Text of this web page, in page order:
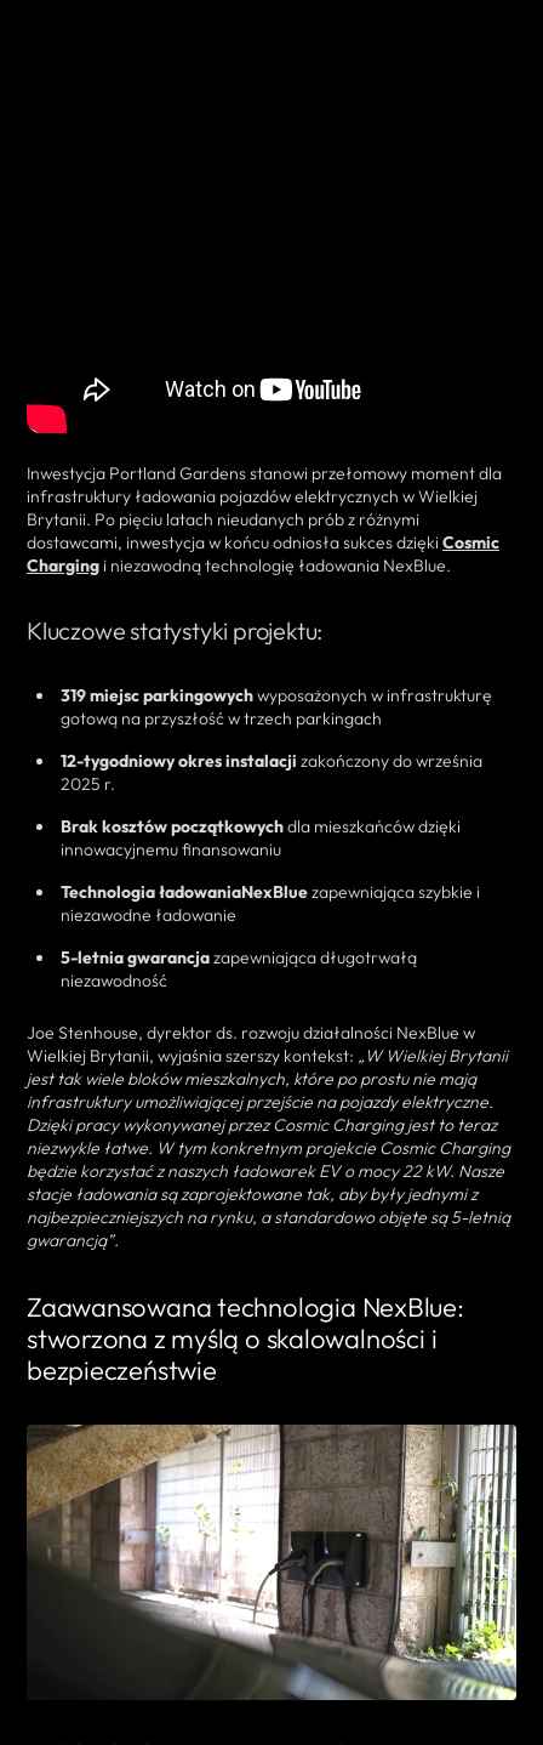
Inwestycja Portland Gardens stanowi przełomowy moment dla
infrastruktury ładowania pojazdów elektrycznych w Wielkiej
Brytanii. Po pięciu latach nieudanych prób z różnymi
dostawcami, inwestycja w końcu odniosła sukces dzięki Cosmic
Charging i niezawodną technologię ładowania NexBlue.
Kluczowe statystyki projektu:
319 miejsc parkingowychwyposażonych w infrastrukturę
gotową na przyszłość w trzech parkingach
12-tygodniowy okres instalacji zakończony do września
2025 r.
Brak kosztów początkowychdla mieszkańców dzięki
innowacyjnemu finansowaniu
Technologia ładowaniaNexBluezapewniająca szybkie i
niezawodne ładowanie
5-letnia gwarancjazapewniająca długotrwałą
niezawodność
Joe Stenhouse, dyrektor ds. rozwoju działalności NexBlue w
Wielkiej Brytanii, wyjaśnia szerszy kontekst: „W Wielkiej Brytanii
jest tak wiele bloków mieszkalnych, które po prostu nie mają
infrastruktury umożliwiającej przejście na pojazdy elektryczne.
Dzięki pracy wykonywanej przez Cosmic Charging jest to teraz
niezwykle łatwe. W tym konkretnym projekcie Cosmic Charging
będzie korzystać z naszych ładowarek EV o mocy 22 kW. Nasze
stacje ładowania są zaprojektowane tak, aby były jednymi z
najbezpieczniejszych na rynku, a standardowo objęte są 5-letnią
gwarancją”.
Zaawansowana technologia NexBlue:
stworzona z myślą o skalowalności i
bezpieczeństwie